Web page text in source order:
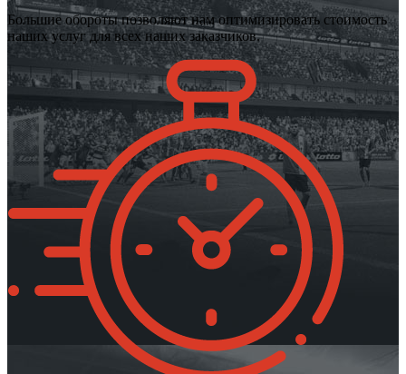
Большие обороты позволяют нам оптимизировать стоимость
наших услуг для всех наших заказчиков.